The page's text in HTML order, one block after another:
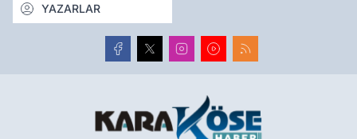
YAZARLAR